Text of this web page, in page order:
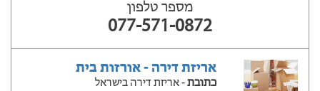
מספר טלפון
077-571-0872
אריזת דירה - אורזות בית
כתובת- אריזת דירה בישראל